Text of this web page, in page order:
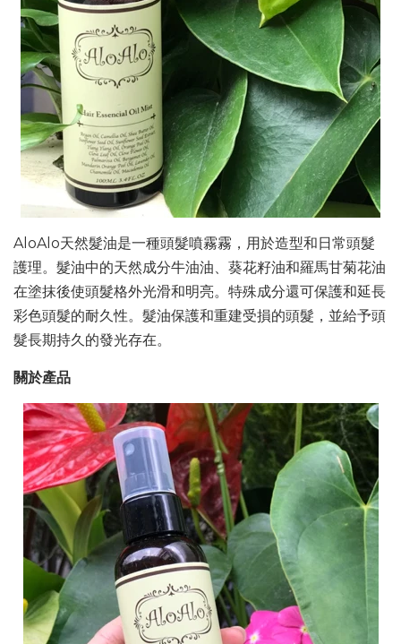
AloAlo天然髮油是一種頭髮噴霧霧，用於造型和日常頭髮
護理。髮油中的天然成分牛油油、葵花籽油和羅馬甘菊花油
在塗抹後使頭髮格外光滑和明亮。特殊成分還可保護和延長
彩色頭髮的耐久性。髮油保護和重建受損的頭髮，並給予頭
髮長期持久的發光存在。
關於產品